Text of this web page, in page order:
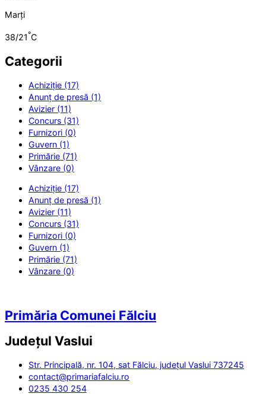
Marți
38/21°C
Categorii
Achiziție (17)
Anunț de presă (1)
Avizier (11)
Concurs (31)
Furnizori (0)
Guvern (1)
Primărie (71)
Vânzare (0)
Achiziție (17)
Anunț de presă (1)
Avizier (11)
Concurs (31)
Furnizori (0)
Guvern (1)
Primărie (71)
Vânzare (0)
Primăria Comunei Fălciu
Județul Vaslui
Str. Principală, nr. 104, sat Fălciu, județul Vaslui 737245
contact@primariafalciu.ro
0235 430 254